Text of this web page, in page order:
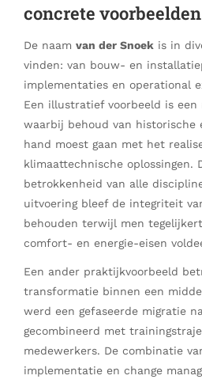
concrete voorbeelden
De naam van der Snoek is in
vinden: van bouw- en
implementaties en operational
Een illustratief voorbeeld is
waarbij behoud van historische
hand moest gaan met het
klimaattechnische oplossingen.
betrokkenheid van alle
uitvoering bleef de integriteit
behouden terwijl men
comfort- en energie-eisen
Een ander praktijkvoorbeeld
transformatie binnen een
werd een gefaseerde migratie
gecombineerd met
medewerkers. De combinatie
implementatie en change